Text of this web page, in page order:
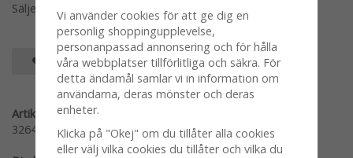
Säljes som en kvist enligt sista bild
SPARA SOM FAVORIT
Artikelnummer:
3264-35
Vi använder cookies för att ge dig en
personlig shoppingupplevelse,
personanpassad annonsering och för hålla
våra webbplatser tillförlitliga och säkra. För
detta ändamål samlar vi in information om
användarna, deras mönster och deras
enheter.
Klicka på "Okej" om du tillåter alla cookies
eller välj vilka cookies du tillåter och vilka du